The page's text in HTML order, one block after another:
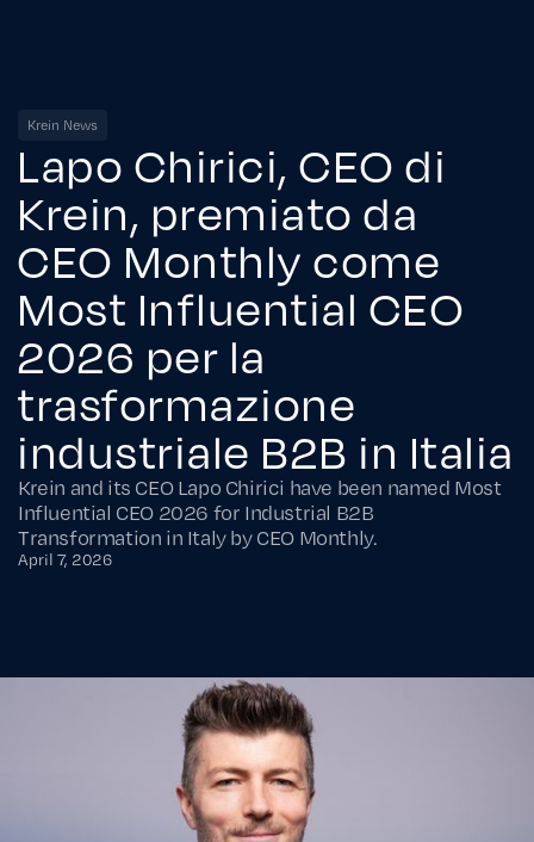
Krein News
Lapo Chirici, CEO di
Krein, premiato da
CEO Monthly come
Most Influential CEO
2026 per la
trasformazione
industriale B2B in Italia
Krein and its CEO Lapo Chirici have been named Most
Influential CEO 2026 for Industrial B2B
Transformation in Italy by CEO Monthly.
April 7, 2026